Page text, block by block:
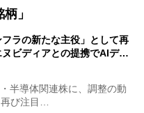
」
ラの新たな主役」として再
ビディアとの提携でAIデ…
半導体関連株に、調整の動
び注目…